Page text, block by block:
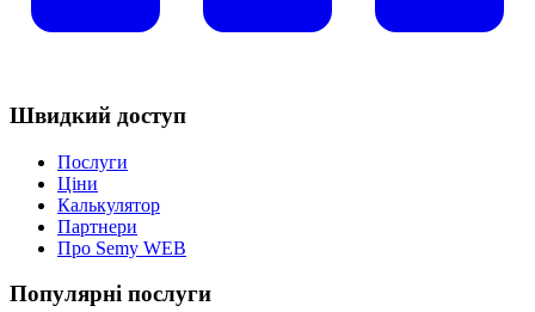
Швидкий доступ
Послуги
Ціни
Калькулятор
Партнери
Про Semy WEB
Популярні послуги